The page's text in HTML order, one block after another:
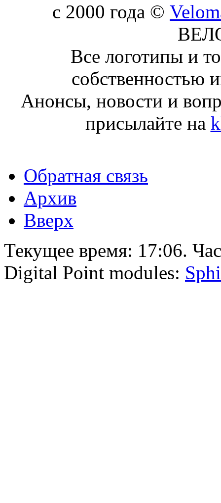
c 2000 года ©
Все логотипы и
собственностью
Анонсы, новости и
присылайте на
Обратная связь
Архив
Вверх
Текущее время: 17:06.
Digital Point modules: